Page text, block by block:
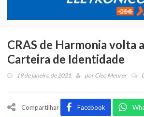
CRAS de Harmonia volta
Carteira de Identidade
19 de janeiro de 2021 porCleo Meurer
Compartilhar Facebook